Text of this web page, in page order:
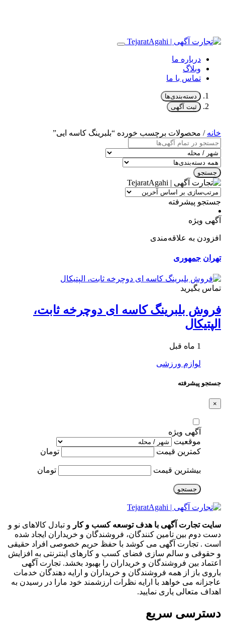
درباره ما
وبلاگ
تماس با ما
دسته‌بندی‌ها
ثبت آگهی
خانه / محصولات برچسب خورده “بلبرینگ کاسه ایی”
جستجو
جستجو پیشرفته
آگهی ویژه
افزودن به علاقه‌مندی
تهران جمهوری
تماس بگیرید
فروش بلبرینگ کاسه ای دوچرخه ثابت،
الپتیکال
1 ماه قبل
لوازم ورزشی
جستجو پیشرفته
×
آگهی ویژه
موقعیت
کمترین قیمت
تومان
بیشترین قیمت تومان
جستجو
سایت تجارت آگهی با هدف توسعه کسب و کار و تبادل کالاهای نو و
دست دوم بین تامین کنندگان، فروشندگان و خریداران ایجاد شده
است . تجارت آگهی می کوشد با حفظ حریم خصوصی افراد حقیقی
و حقوقی و سالم سازی فضای کسب و کارهای اینترنتی به افزایش
اعتماد بین فروشندگان و خریداران را بهبود بخشد. تجارت آگهی
باروی باز از همه فروشندگان و خریداران و ارایه دهندگان خدمات
عاجزانه می خواهد با ارایه نظرات ارزشمند خود مارا در رسیدن به
اهداف متعالی یاری نمایید.
دسترسی سریع